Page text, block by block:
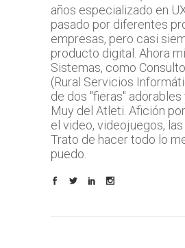
años especializado en
pasado por diferentes
empresas, pero casi
producto digital. Ahora
Sistemas, como
(Rural Servicios
de dos "fieras" adorables
Muy del Atleti. Afición
el video, videojuegos, las
Trato de hacer todo lo
puedo.